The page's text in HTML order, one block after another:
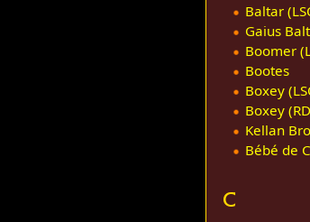
Baltar
Gaius
Boomer
Bootes
Boxey
Boxey
Kellan
Bébé de
C